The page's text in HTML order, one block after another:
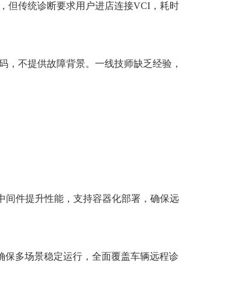
但传统诊断要求用户进店连接VCI，耗时
不提供故障背景。一线技师缺乏经验，
间件提升性能，支持容器化部署，确保远
保多场景稳定运行，全面覆盖车辆远程诊